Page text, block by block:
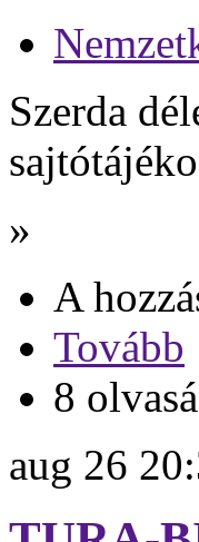
Szerda
»
A
Tovább
8
aug 26